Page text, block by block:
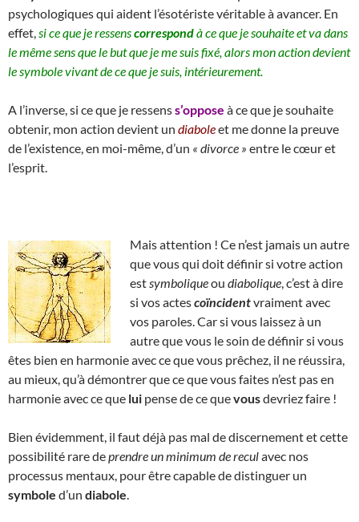
psychologiques qui aident l’ésotériste véritable à avancer. En
effet, si ce que je ressenscorrespondà ce que je souhaite et va dans
le même sens que le but que je me suis fixé, alors mon action devient
le symbole vivant de ce que je suis, intérieurement.
A l’inverse, si ce que je ressenss’oppose à ce que je souhaite
obtenir, mon action devient un diaboleet me donne la preuve
de l’existence, en moi-même, d’un « divorce » entre le cœur et
l’esprit.
Mais attention ! Ce n’est jamais un autre
que vous qui doit définir si votre action
est symboliqueou diabolique , c’est à dire
si vos actescoïncidentvraiment avec
vos paroles. Car si vous laissez à un
autre que vous le soin de définir si vous
êtes bien en harmonie avec ce que vous prêchez, il ne réussira,
au mieux, qu’à démontrer que ce que vous faites n’est pas en
harmonie avec ce que lui pense de ce quevousdevriez faire !
Bien évidemment, il faut déjà pas mal de discernement et cette
possibilité rare deprendre un minimum de reculavec nos
processus mentaux, pour être capable de distinguer un
symbole d’un diabole